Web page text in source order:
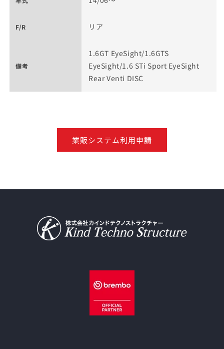
F/R リア
備考
1.6GT EyeSight/1.6GTS
EyeSight/1.6 STi Sport EyeSight
Rear Venti DISC
業販システム利用申請